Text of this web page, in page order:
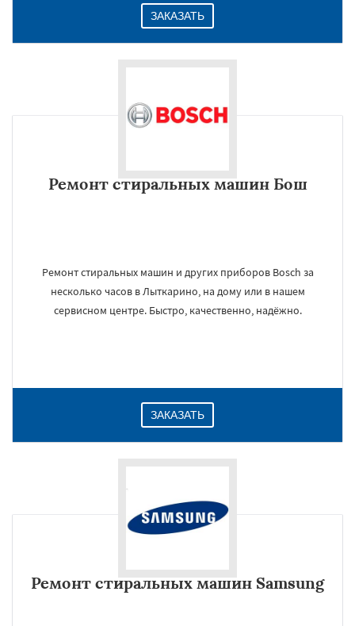
ЗАКАЗАТЬ
Ремонт стиральных машин Бош
Ремонт стиральных машин и других приборов Bosch за
несколько часов в Лыткарино, на дому или в нашем
сервисном центре. Быстро, качественно, надёжно.
ЗАКАЗАТЬ
Ремонт стиральных машин Samsung